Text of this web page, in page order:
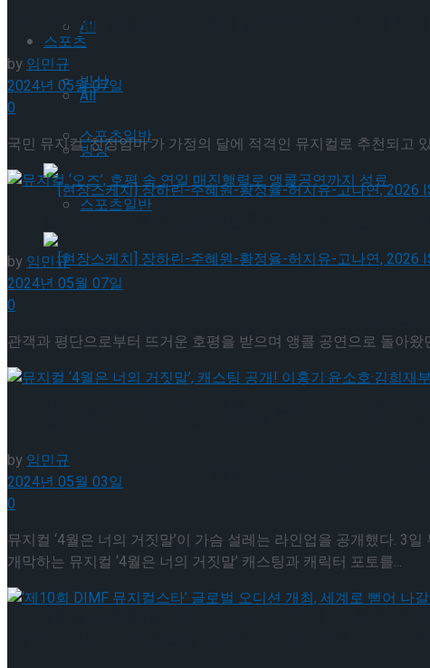
All
빙상
스포츠일반
[현장스케치] 장하린-주혜원-황정율-허지유-고나
[현장스케치] 김민송-문지원-정수빈-이효원-최진
스포츠
All
빙상
스포츠일반
[현장스케치] 장하린-주혜원-황정율-허지유-고나
[현장스케치] 이규리-전효은-김지유-박하영, 2026
국민 뮤지컬 ‘친정엄마’, 가정의 달 맞이 가족과 함께 보
by 임민규
2024년 05월 07일
0
국민 뮤지컬 ‘친정엄마’가 가정의 달에 적격인 뮤지컬로 추천되
by임민규
2024년 05월 07일
0
관객과 평단으로부터 뜨거운 호평을 받으며 앵콜 공연으로 돌아
by 임민규
2024년 05월 03일
0
뮤지컬 ‘4월은 너의 거짓말’이 가슴 설레는 라인업을 공개했다. 3
개막하는 뮤지컬 ‘4월은 너의 거짓말’ 캐스팅과 캐릭터 포토를...